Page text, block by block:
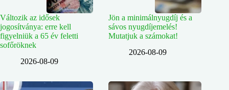
Változik az idősek
jogosítványa: erre kell
figyelniük a 65 év feletti
sofőröknek
2026-08-09
Jön a minimálnyugdíj és a
sávos nyugdíjemelés!
Mutatjuk a számokat!
2026-08-09